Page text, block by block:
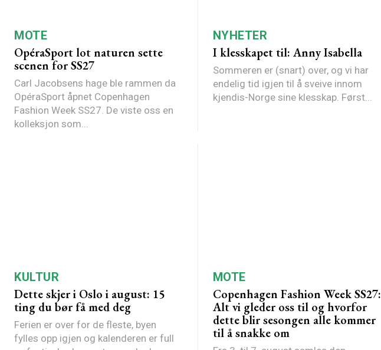
MOTE
OpéraSport lot naturen sette
scenen for SS27
Carl Jacobsens hage ble rammen da
OpéraSport åpnet Copenhagen
Fashion Week SS27. De viste oss en
kolleksjon som...
NYHETER
I klesskapet til: Anny Isabella
Sommeren er (snart) over, og vi har
endelig tid igjen til å sveive innom
kjendis-Norge sine klesskap. Først...
KULTUR
Dette skjer i Oslo i august: 15
ting du bør få med deg
Ferien er over for de fleste, byen
fylles opp igjen og kalenderen er full
MOTE
Copenhagen Fashion Week SS27:
Alt vi gleder oss til og hvorfor
dette blir sesongen alle kommer
til å snakke om